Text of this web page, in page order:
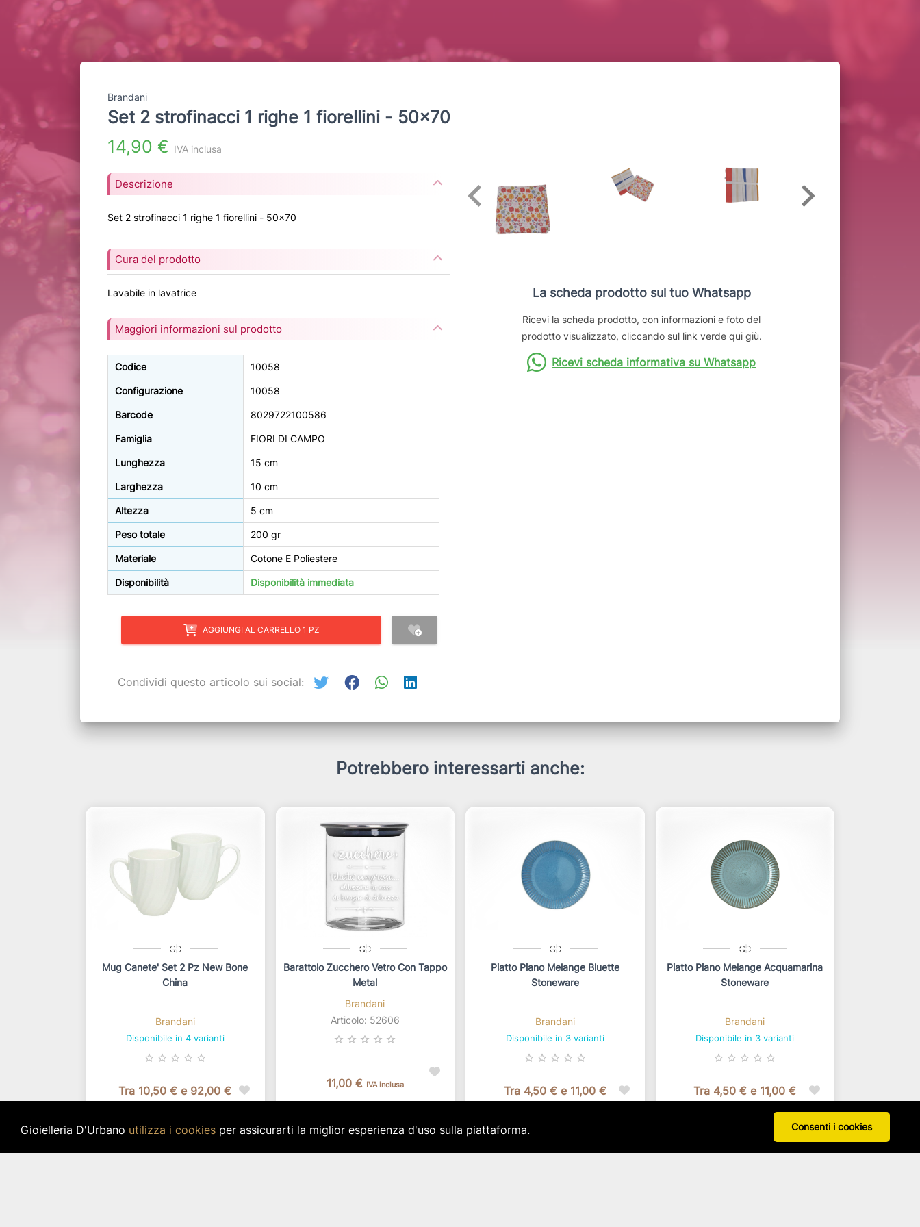
Brandani
Set 2 strofinacci 1 righe 1 fiorellini - 50x70
14,90 € IVA inclusa
Descrizione
Set 2 strofinacci 1 righe 1 fiorellini - 50x70
Cura del prodotto
Lavabile in lavatrice
Maggiori informazioni sul prodotto
Codice 10058
Configurazione 10058
Barcode 8029722100586
Famiglia FIORI DI CAMPO
Lunghezza 15 cm
Larghezza 10 cm
Altezza 5 cm
Peso totale 200 gr
Materiale Cotone E Poliestere
Disponibilità Disponibilità immediata
AGGIUNGI AL CARRELLO 1 PZ
Condividi questo articolo sui social:
La scheda prodotto sul tuo Whatsapp
Ricevi la scheda prodotto, con informazioni e foto del
prodotto visualizzato, cliccando sul link verde qui giù.
Ricevi scheda informativa su Whatsapp
Potrebbero interessarti anche:
Mug Canete' Set 2 Pz New Bone
China
Brandani
Disponibile in 4 varianti
star_border star_border star_border star_border star_border
Tra 10,50 € e 92,00 €
Barattolo Zucchero Vetro Con Tappo
Metal
Brandani
Articolo: 52606
star_border star_border star_border star_border star_border
11,00 € IVA inclusa
Piatto Piano Melange Bluette
Stoneware
Brandani
Disponibile in 3 varianti
star_border star_border star_border star_border star_border
Tra 4,50 € e 11,00 €
Piatto Piano Melange Acquamarina
Stoneware
Brandani
Disponibile in 3 varianti
star_border star_border star_border star_border star_border
Tra 4,50 € e 11,00 €
Gioielleria D'Urbano utilizza i cookiesper assicurarti la miglior esperienza d'uso sulla piattaforma. Consenti i cookies